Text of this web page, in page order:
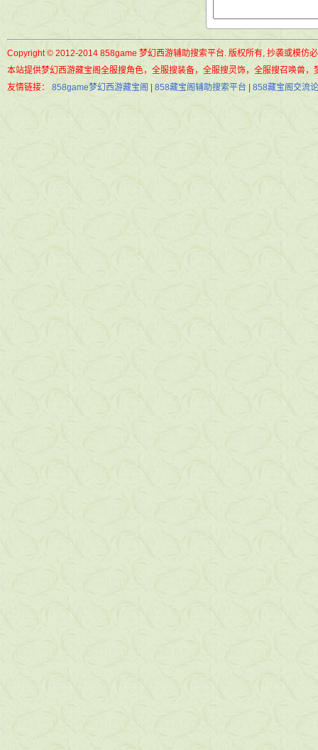
Copyright © 2012-2014 858game 梦幻西游辅助搜索平台. 版权所有, 抄袭或模仿
本站提供梦幻西游藏宝阁全服搜角色，全服搜装备，全服搜灵饰，全服搜召唤兽
友情链接： 858game梦幻西游藏宝阁 858藏宝阁辅助搜索平台 858藏宝阁交流